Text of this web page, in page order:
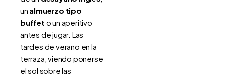
un almuerzo tipo
buffet o un aperitivo
antes de jugar. Las
tardes de verano en la
terraza, viendo ponerse
el sol sobre las